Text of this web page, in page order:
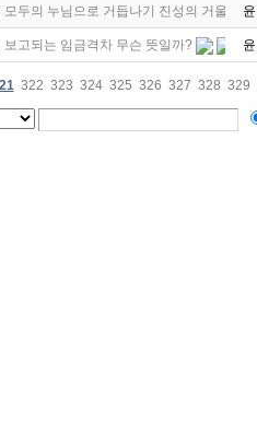
모두의 누님으로 거듭나기 진성의 거울을
보고되는 임금격차 무슨 뜻일까?
322 323 324 325 326 327 328 329